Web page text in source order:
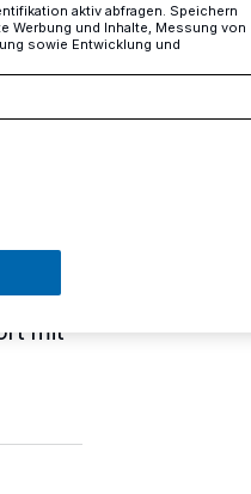
und
mit
aktiv abfragen. Speichern
Werbung und Inhalte, Messung von
sowie Entwicklung und